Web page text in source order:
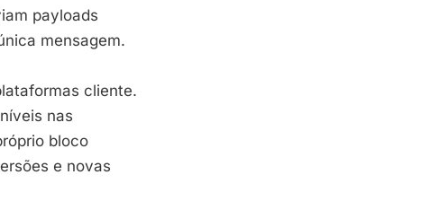
payloads
mensagem.
cliente.
nas
bloco
e novas